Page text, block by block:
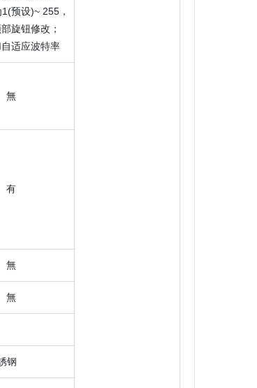
预设)~ 255，
旋钮修改；
适应波特率
無
有
無
無
钢